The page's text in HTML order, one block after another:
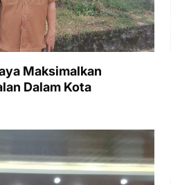
Maksimalkan
Dalam Kota